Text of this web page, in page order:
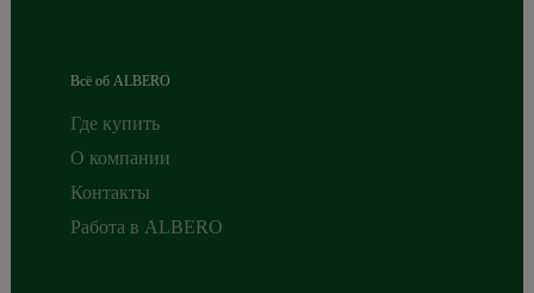
Всё об ALBERO
Где купить
О компании
Контакты
Работа в ALBERO